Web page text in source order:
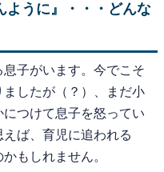
ように』・・・どんな
子がいます。今でこそ
したが（？）、まだ小
つけて息子を怒ってい
ば、育児に追われる
もしれません。